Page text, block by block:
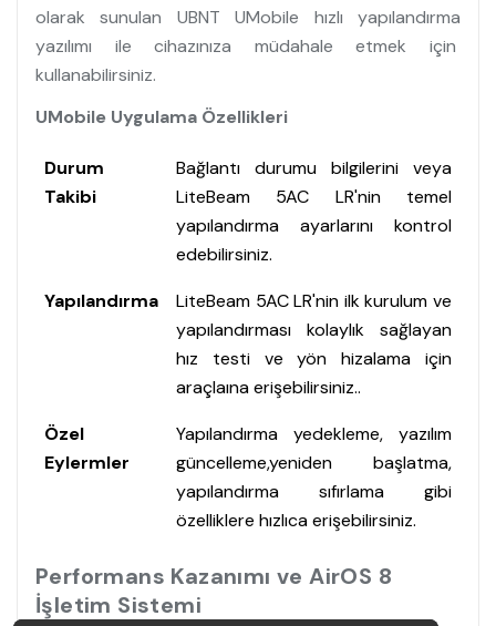
olarak sunulan UBNT UMobile hızlı yapılandırma
yazılımı ile cihazınıza müdahale etmek için
kullanabilirsiniz.
UMobile Uygulama Özellikleri
Durum
Takibi
Bağlantı durumu bilgilerini veya
LiteBeam 5AC LR'nin temel
yapılandırma ayarlarını kontrol
edebilirsiniz.
Yapılandırma
LiteBeam 5AC LR'nin ilk kurulum ve
yapılandırması kolaylık sağlayan
hız testi ve yön hizalama için
araçlaına erişebilirsiniz..
Özel
Eylermler
Yapılandırma yedekleme, yazılım
güncelleme,yeniden başlatma,
yapılandırma sıfırlama gibi
özelliklere hızlıca erişebilirsiniz.
Performans Kazanımı ve AirOS 8
İşletim Sistemi